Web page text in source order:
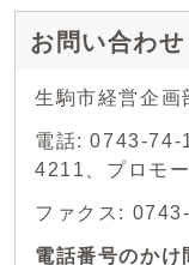
お問い合わせ
生駒市経営企画
電話: 0743-74-
4211、プロモ
ファクス:
電話番号のかけ